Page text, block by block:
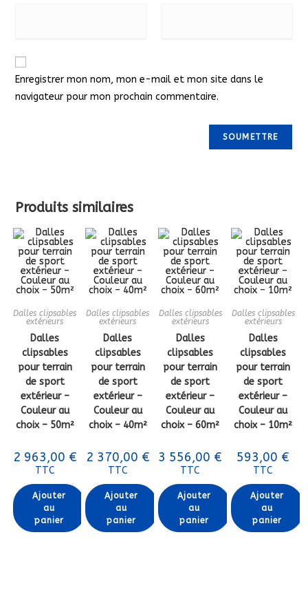
Enregistrer mon nom, mon e-mail et mon site dans le
navigateur pour mon prochain commentaire.
Produits similaires
Dalles clipsables
extérieurs
Dalles
clipsables
pour terrain
de sport
extérieur –
Couleur au
choix – 50m²
2 963,00 €
TTC
Ajouter
au
panier
Dalles clipsables
extérieurs
Dalles
clipsables
pour terrain
de sport
extérieur –
Couleur au
choix – 40m²
2 370,00 €
TTC
Ajouter
au
panier
Dalles clipsables
extérieurs
Dalles
clipsables
pour terrain
de sport
extérieur –
Couleur au
choix – 60m²
3 556,00 €
TTC
Ajouter
au
panier
Dalles clipsables
extérieurs
Dalles
clipsables
pour terrain
de sport
extérieur –
Couleur au
choix – 10m²
593,00 €
TTC
Ajouter
au
panier